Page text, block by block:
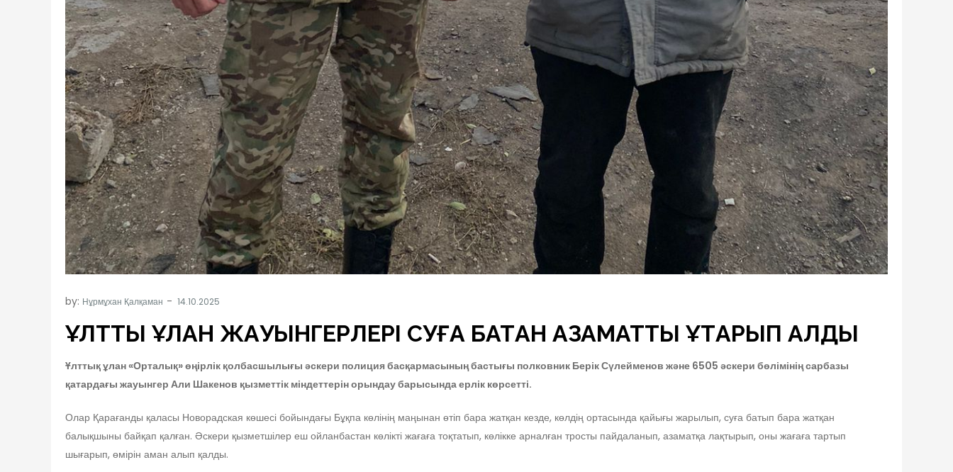
by: Нұрмұхан Қалқаман
ҰЛТТЫҚ ҰЛАН ЖАУЫНГЕРЛЕРІ СУҒА БАТҚАН АЗАМАТТЫ ҚҰТҚАРЫП ҚАЛДЫ
Ұлттық ұлан «Орталық» өңірлік қолбасшылығы әскери полиция басқармасының бастығы полковник Берік Сүлейменов және 6505 әскери бөлімінің сарбазы
қатардағы жауынгер Али Шакенов қызметтік міндеттерін орындау барысында ерлік көрсетті.
Олар Қарағанды қаласы Новорадская көшесі бойындағы Бұқпа көлінің маңынан өтіп бара жатқан кезде, көлдің ортасында қайығы жарылып, суға батып бара жатқан
балықшыны байқап қалған. Әскери қызметшілер еш ойланбастан көлікті жағаға тоқтатып, көлікке арналған тросты пайдаланып, азаматқа лақтырып, оны жағаға тартып
шығарып, өмірін аман алып қалды.